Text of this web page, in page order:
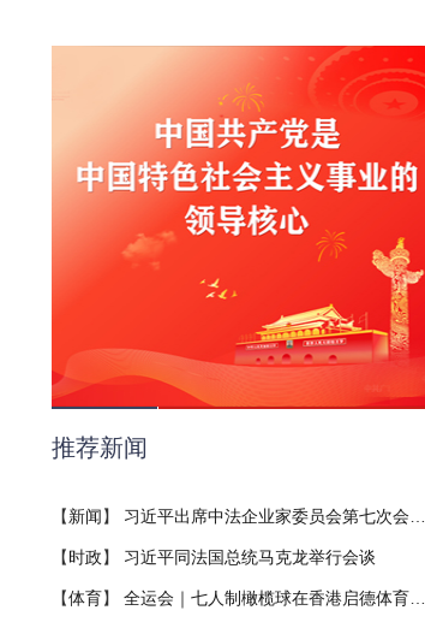
推荐新闻
【新闻】 习近平出席中法企业家委员会第七次会议闭幕式并致辞
【时政】 习近平同法国总统马克龙举行会谈
【体育】 全运会｜七人制橄榄球在香港启德体育园开赛